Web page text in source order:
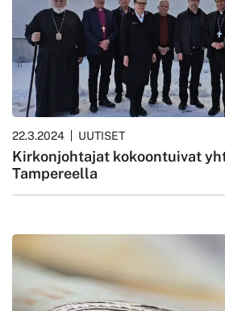
22.3.2024 UUTISET
Kirkonjohtajat kokoontuivat
Tampereella